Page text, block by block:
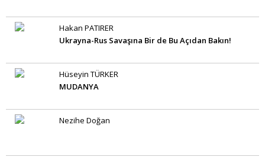
Hakan PATIRER
Ukrayna-Rus Savaşına Bir de Bu Açıdan Bakın!
Hüseyin TÜRKER
MUDANYA
Nezihe Doğan